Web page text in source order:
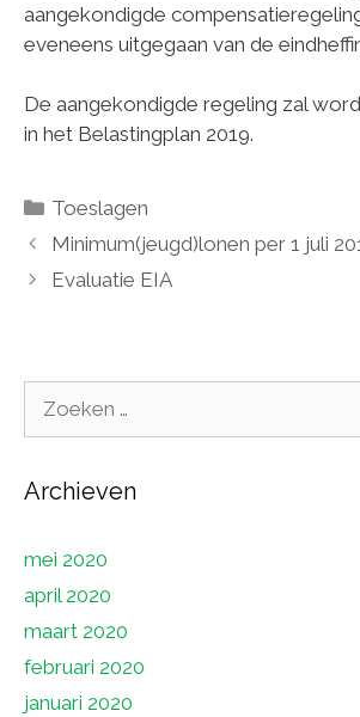
aangekondigde
eveneens uitgegaan van de
De aangekondigde regeling zal
in het Belastingplan 2019.
Categorieën
Toeslagen
Minimum(jeugd)lonen per 1 juli
Evaluatie EIA
Archieven
mei 2020
april 2020
maart 2020
februari 2020
januari 2020